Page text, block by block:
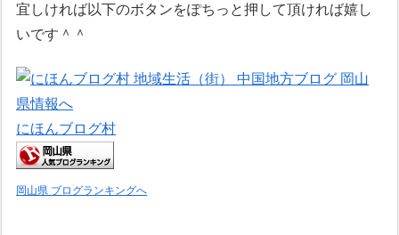
宜しければ以下のボタンをぽちっと押して頂ければ嬉し
いです＾＾
にほんブログ村
岡山県 ブログランキングへ